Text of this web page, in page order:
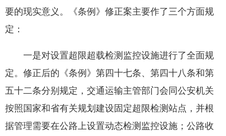
要的现实意义。《条例》修正案主要作了三个方面规
定：
一是对设置超限超载检测监控设施进行了全面规
定。修正后的《条例》第四十七条、第四十八条和第
五十二条分别规定，交通运输主管部门会同公安机关
按照国家和省有关规划建设固定超限检测站点，并根
据管理需要在公路上设置动态检测监控设施；公路收